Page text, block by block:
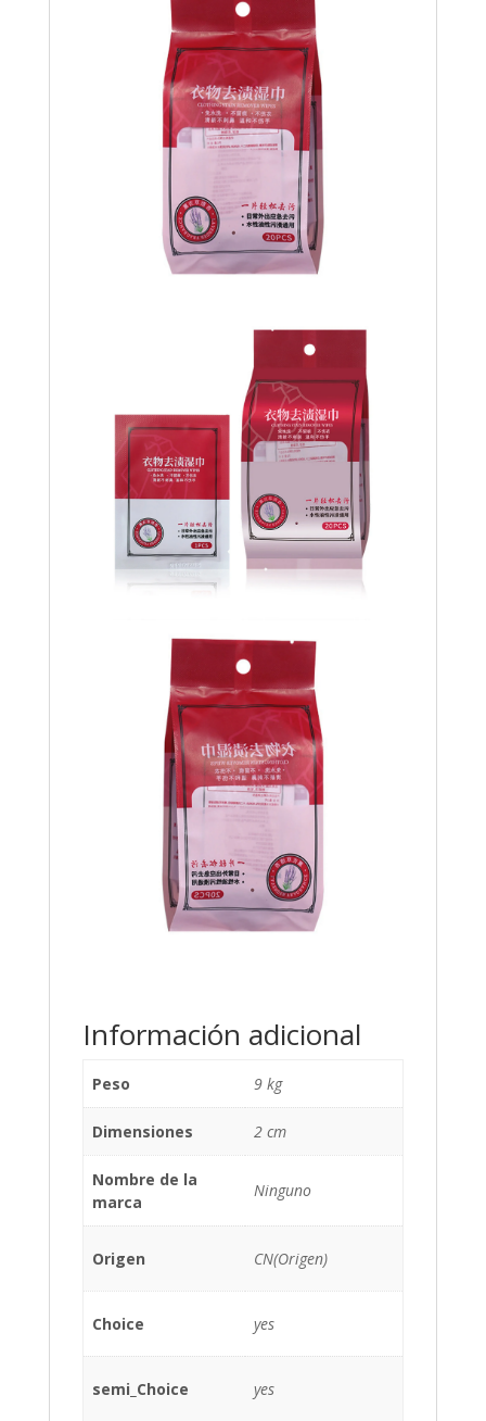
Información adicional
Peso 9 kg
Dimensiones 2 cm
Nombre de la
marca
Ninguno
Origen CN(Origen)
Choice yes
semi_Choice yes